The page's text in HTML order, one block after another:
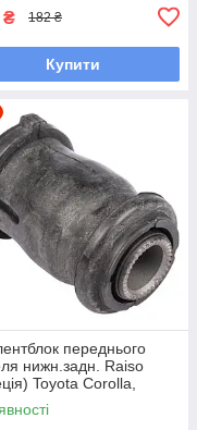
₴ 182 ₴
Купити
переднього
нижн.задн. Raiso
Toyota Corolla,
Королла #RL-
UAYODWN7